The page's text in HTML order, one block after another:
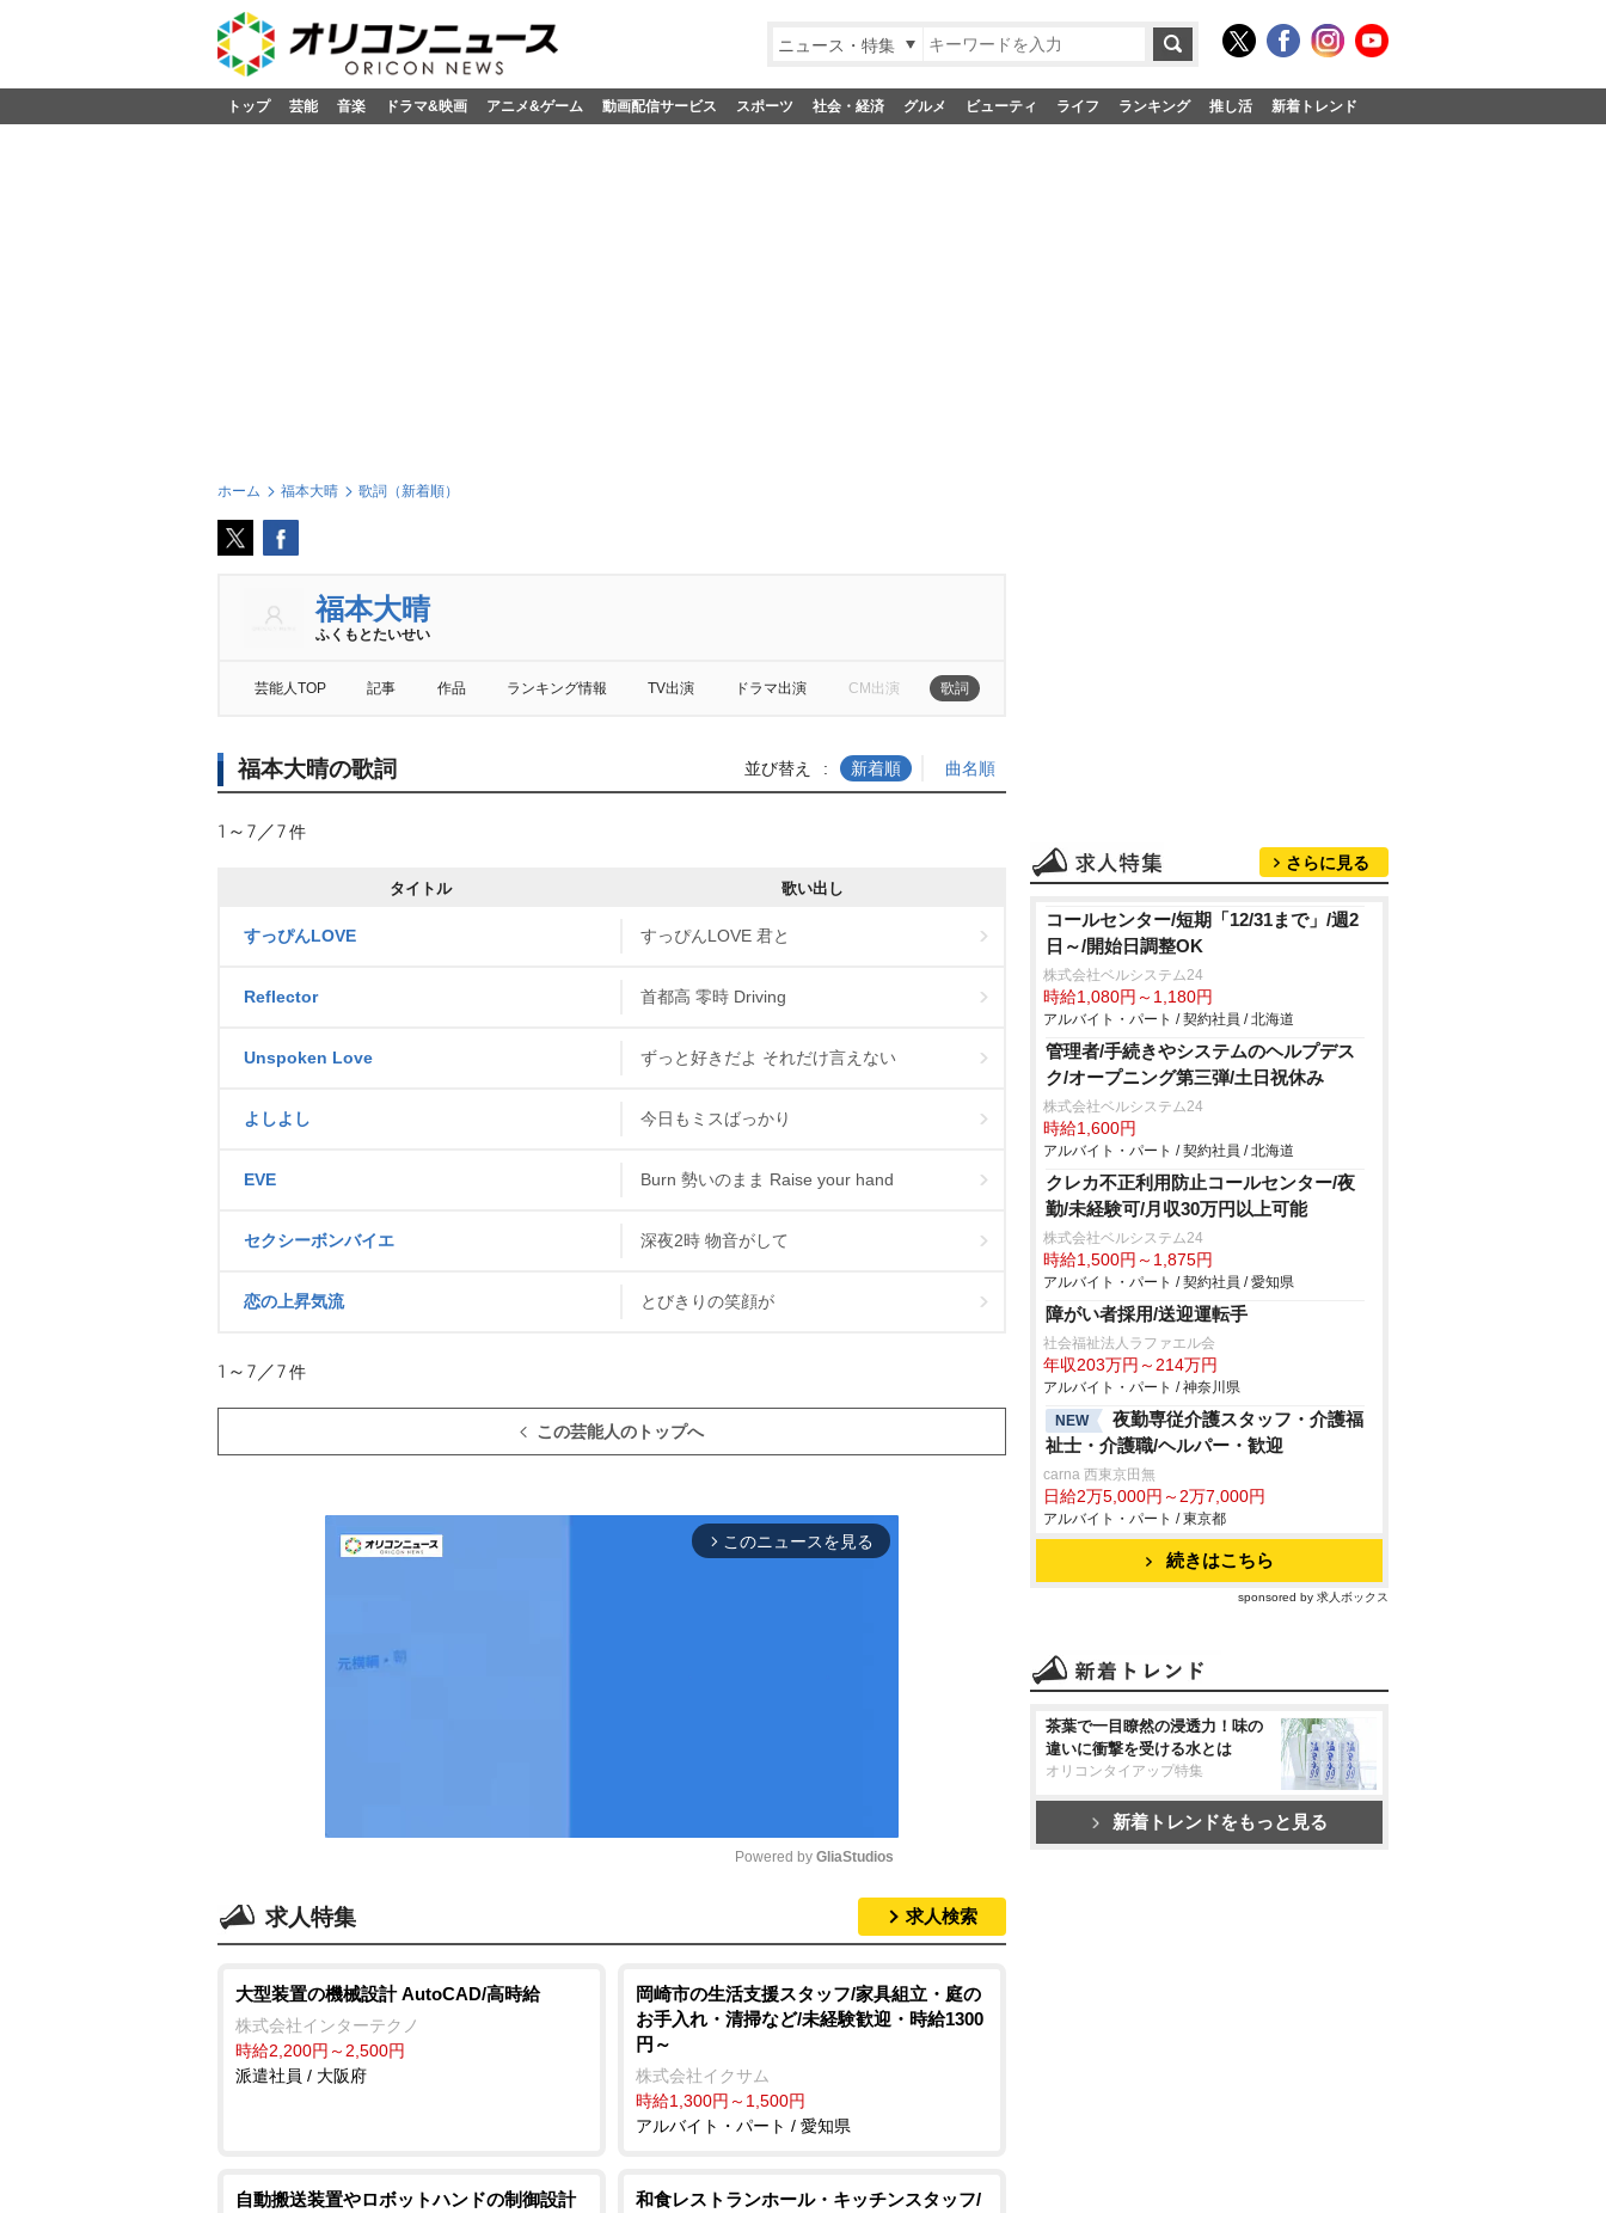
ニュース・特集
トップ 芸能 音楽 ドラマ&映画 アニメ&ゲーム 動画配信サービス スポーツ 社会・経済 グルメ ビューティ ライフ ランキング 推し活 新着トレンド
ホーム 福本大晴 歌詞（新着順）
福本大晴
ふくもとたいせい
芸能人TOP 記事 作品 ランキング情報 TV出演 ドラマ出演 CM出演 歌詞
福本大晴の歌詞 並び替え 新着順 曲名順
1～7／7件
タイトル 歌い出し
すっぴんLOVE すっぴんLOVE 君と
Reflector 首都高 零時 Driving
Unspoken Love ずっと好きだよ それだけ言えない
よしよし 今日もミスばっかり
EVE Burn 勢いのまま Raise your hand
セクシーボンバイエ 深夜2時 物音がして
恋の上昇気流 とびきりの笑顔が
1～7／7件
この芸能人のトップへ
arrow_forward_ios このニュースを見る
t
e
Powered by GliaStudios
求人特集 求人検索
大型装置の機械設計 AutoCAD/高時給
株式会社インターテクノ
時給2,200円～2,500円
派遣社員 / 大阪府
岡崎市の生活支援スタッフ/家具組立・庭の
お手入れ・清掃など/未経験歓迎・時給1300
円～
株式会社イクサム
時給1,300円～1,500円
アルバイト・パート / 愛知県
自動搬送装置やロボットハンドの制御設計
和食レストランホール・キッチンスタッフ/
さらに見る
コールセンター/短期「12/31まで」/週2
日～/開始日調整OK
株式会社ベルシステム24
時給1,080円～1,180円
アルバイト・パート / 契約社員 / 北海道
管理者/手続きやシステムのヘルプデス
ク/オープニング第三弾/土日祝休み
株式会社ベルシステム24
時給1,600円
アルバイト・パート / 契約社員 / 北海道
クレカ不正利用防止コールセンター/夜
勤/未経験可/月収30万円以上可能
株式会社ベルシステム24
時給1,500円～1,875円
アルバイト・パート / 契約社員 / 愛知県
障がい者採用/送迎運転手
社会福祉法人ラファエル会
年収203万円～214万円
アルバイト・パート / 神奈川県
NEW
夜勤専従介護スタッフ・介護福
祉士・介護職/ヘルパー・歓迎
carna 西東京田無
日給2万5,000円～2万7,000円
アルバイト・パート / 東京都
続きはこちら
sponsored by 求人ボックス
茶葉で一目瞭然の浸透力！味の
違いに衝撃を受ける水とは
オリコンタイアップ特集
新着トレンドをもっと見る